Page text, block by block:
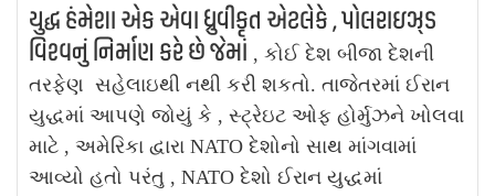
યુદ્ધ હંમેશા એક એવા ધ્રુવીકૃત એટલેકે , પોલરાઇઝ્ડ
વિશ્વનું નિર્માણ કરે છે જેમાં , કોઈ દેશ બીજા દેશની
તરફેણ સહેલાઇથી નથી કરી શકતો. તાજેતરમાં ઈરાન
યુદ્ધમાં આપણે જોયું કે , સ્ટ્રેઇટ ઓફ હોર્મુઝને ખોલવા
માટે , અમેરિકા દ્વારા NATO દેશોનો સાથ માંગવામાં
આવ્યો હતો પરંતુ , NATO દેશો ઈરાન યુદ્ધમાં